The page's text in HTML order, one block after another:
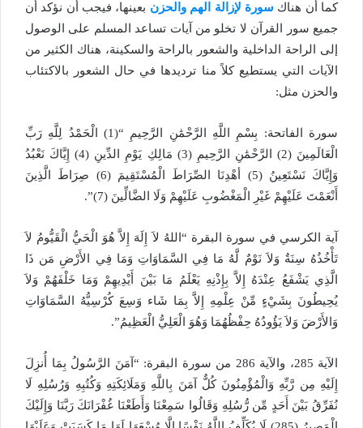
كما أن هناك سورة لإزالة الهم والحزن بعينها، فيجب أن نؤكد أن
جميع سور القرآن لا تخلو من آيات تساعد المسلم على الوصول
إلى الراحة الداخلية والشعور بالراحة والسكينة، هناك الكثير من
الآيات التي يستطيع كلاً منا ترديدها في حال الشعور بالاكتئاب
والحزن مثل:
سورة الفاتحة: بِسْمِ اللَّهِ الرَّحْمَٰنِ الرَّحِيمِ “(1) الْحَمْدُ لِلَّهِ رَبِّ
الْعَالَمِينَ (2) الرَّحْمَٰنِ الرَّحِيمِ (3) مَالِكِ يَوْمِ الدِّينِ (4) إِيَّاكَ نَعْبُدُ
وَإِيَّاكَ نَسْتَعِينُ (5) أهْدِنَا الصِّرَاطَ الْمُسْتَقِيمَ (6) صِرَاطَ الَّذِينَ
أَنْعَمْتَ عَلَيْهِمْ غَيْرِ الْمَغْضُوبِ عَلَيْهِمْ وَلَا الضَّالِّينَ (7)”.
آية الكرسي في سورة البقرة “اللهُ لاَ إِلَهَ إِلاَّ هُوَ الْحَيُّ الْقَيُّومُ لاَ
تَأْخُذُهُ سِنَةٌ وَلاَ نَوْمٌ لَّهُ مَا فِي السَّمَاوَاتِ وَمَا فِي الأَرْضِ مَن ذَا
الَّذِي يَشْفَعُ عِنْدَهُ إِلاَّ بِإِذْنِهِ يَعْلَمُ مَا بَيْنَ أَيْدِيهِمْ وَمَا خَلْفَهُمْ وَلاَ
يُحِيطُونَ بِشَيْءٍ مِّنْ عِلْمِهِ إِلاَّ بِمَا شَاء وَسِعَ كُرْسِيُّهُ السَّمَاوَاتِ
وَالأَرْضَ وَلاَ يَؤُودُهُ حِفْظُهُمَا وَهُوَ الْعَلِيُّ الْعَظِيمُ”.
الآية 285، والآية 286 من سورة البقرة: “آمَنَ الرَّسُولُ بِمَا أُنزِلَ
إِلَيْهِ مِن رَّبِّهِ وَالْمُؤْمِنُونَ كُلٌّ آمَنَ بِاللَّهِ وَمَلَائِكَتِهِ وَكُتُبِهِ وَرُسُلِهِ لَا
نُفَرِّقُ بَيْنَ أَحَدٍ مِّن رُّسُلِهِ وَقَالُوا سَمِعْنَا وَأَطَعْنَا غُفْرَانَكَ رَبَّنَا وَإِلَيْكَ